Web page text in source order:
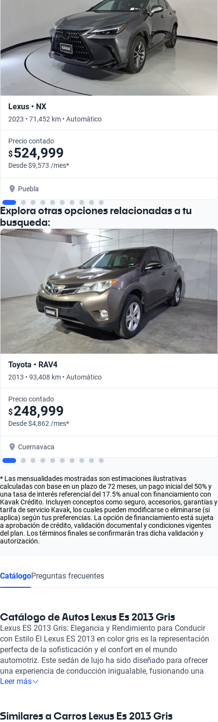
Lexus • NX
2023 • 71,452 km • Automático
Precio contado
$524,999
Desde $9,573 /mes*
Puebla
Explora otras opciones relacionadas a tu
busqueda:
Toyota • RAV4
2013 • 93,408 km • Automático
Precio contado
$248,999
Desde $4,862 /mes*
Cuernavaca
* Las mensualidades mostradas son estimaciones ilustrativas
calculadas con base en un plazo de 72 meses, un pago inicial del 50% y
una tasa de interés referencial del 17.5% anual con financiamiento con
Kavak Crédito. Incluyen conceptos como seguro, accesorios, garantías y
tarifa de servicio Kavak, los cuales pueden modificarse o eliminarse (si
aplica) según tus preferencias. La opción de financiamiento está sujeta
a aprobación de crédito, validación documental y condiciones vigentes
del plan. Los términos finales se confirmarán tras dicha validación y
autorización.
CatálogoPreguntas frecuentes
Catálogo de Autos Lexus Es 2013 Gris
Lexus ES 2013 Gris: Elegancia y Rendimiento para Conducir
con Estilo El Lexus ES 2013 en color gris es la representación
perfecta de la sofisticación y el confort en el mundo
automotriz. Este sedán de lujo ha sido diseñado para ofrecer
una experiencia de conducción inigualable, fusionando una
estética refinada con un rendimiento excepcional. Su diseño
destacada para quienes buscan distinción en cada trayecto.
Leer más
Similares a Carros Lexus Es 2013 Gris